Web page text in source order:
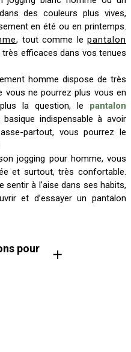
des couleurs plus vives,
en été ou en printemps.
, tout comme le pantalon
efficaces dans vos tenues
homme dispose de très
vous ne pourrez plus vous en
la question, le pantalon
indispensable à avoir
partout, vous pourrez le
jogging pour homme, vous
et surtout, très confortable.
sentir à l’aise dans ses habits,
et d’essayer un pantalon
pour